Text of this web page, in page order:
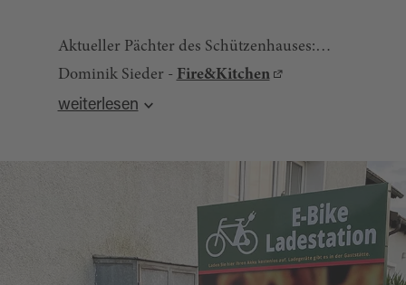
Aktueller Pächter des Schützenhauses:
Dominik Sieder - Fire&Kitchen
Quelle:destination.one
weiterlesen